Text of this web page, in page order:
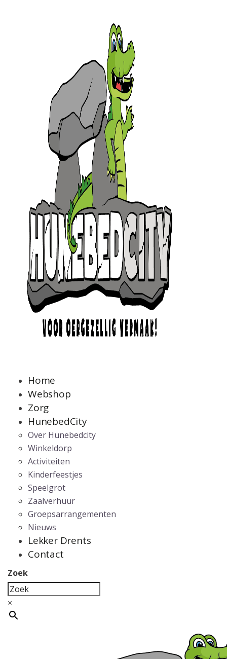
Home
Webshop
Zorg
HunebedCity
Over Hunebedcity
Winkeldorp
Activiteiten
Kinderfeestjes
Speelgrot
Zaalverhuur
Groepsarrangementen
Nieuws
Lekker Drents
Contact
Zoek
×